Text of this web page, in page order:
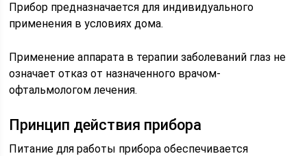
Прибор предназначается для индивидуального
применения в условиях дома.
Применение аппарата в терапии заболеваний глаз не
означает отказ от назначенного врачом-
офтальмологом лечения.
Принцип действия прибора
Питание для работы прибора обеспечивается